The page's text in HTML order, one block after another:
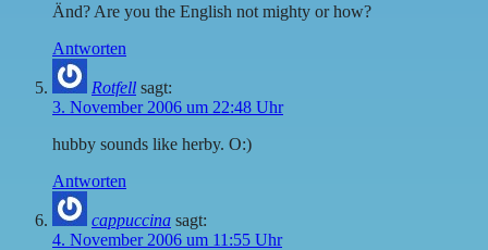
Änd? Are you the English not mighty or how?
Antworten
Rotfell sagt:
3. November 2006 um 22:48 Uhr
hubby sounds like herby. O:)
Antworten
cappuccina sagt:
4. November 2006 um 11:55 Uhr